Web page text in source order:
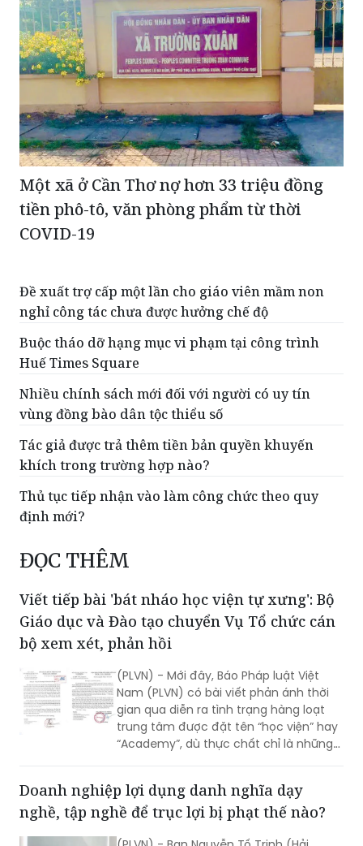
Một xã ở Cần Thơ nợ hơn 33 triệu đồng
tiền phô-tô, văn phòng phẩm từ thời
COVID-19
Đề xuất trợ cấp một lần cho giáo viên mầm non
nghỉ công tác chưa được hưởng chế độ
Buộc tháo dỡ hạng mục vi phạm tại công trình
Huế Times Square
Nhiều chính sách mới đối với người có uy tín
vùng đồng bào dân tộc thiểu số
Tác giả được trả thêm tiền bản quyền khuyến
khích trong trường hợp nào?
Thủ tục tiếp nhận vào làm công chức theo quy
định mới?
ĐỌC THÊM
Viết tiếp bài 'bát nháo học viện tự xưng': Bộ
Giáo dục và Đào tạo chuyển Vụ Tổ chức cán
bộ xem xét, phản hồi
(PLVN) - Mới đây, Báo Pháp luật Việt
Nam (PLVN) có bài viết phản ánh thời
gian qua diễn ra tình trạng hàng loạt
trung tâm được đặt tên “học viện” hay
“Academy”, dù thực chất chỉ là những
khiến nhiều người lầm tưởng.
Doanh nghiệp lợi dụng danh nghĩa dạy
nghề, tập nghề để trục lợi bị phạt thế nào?